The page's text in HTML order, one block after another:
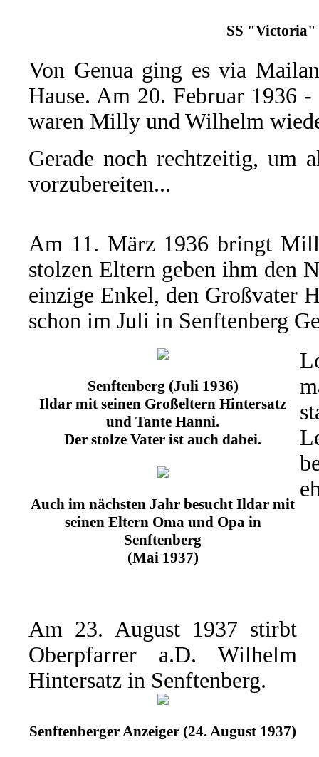
SS "Victoria"
Von Genua ging es via
Hause. Am 20. Februar 1936
waren Milly und Wilhelm
Gerade noch rechtzeitig, um
vorzubereiten...
Am 11. März 1936 bringt
stolzen Eltern geben ihm den
einzige Enkel, den Großvater
schon im Juli in Senftenberg
Senftenberg (Juli 1936)
Ildar mit seinen Großeltern Hintersatz
und Tante Hanni.
Der stolze Vater ist auch dabei.
Auch im nächsten Jahr besucht Ildar mit
seinen Eltern Oma und Opa in
Senftenberg
(Mai 1937)
Am 23. August 1937 stirbt
Oberpfarrer a.D. Wilhelm
Hintersatz in Senftenberg.
Senftenberger Anzeiger (24. August 1937)